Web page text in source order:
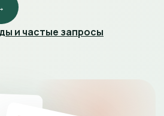
и частые запросы